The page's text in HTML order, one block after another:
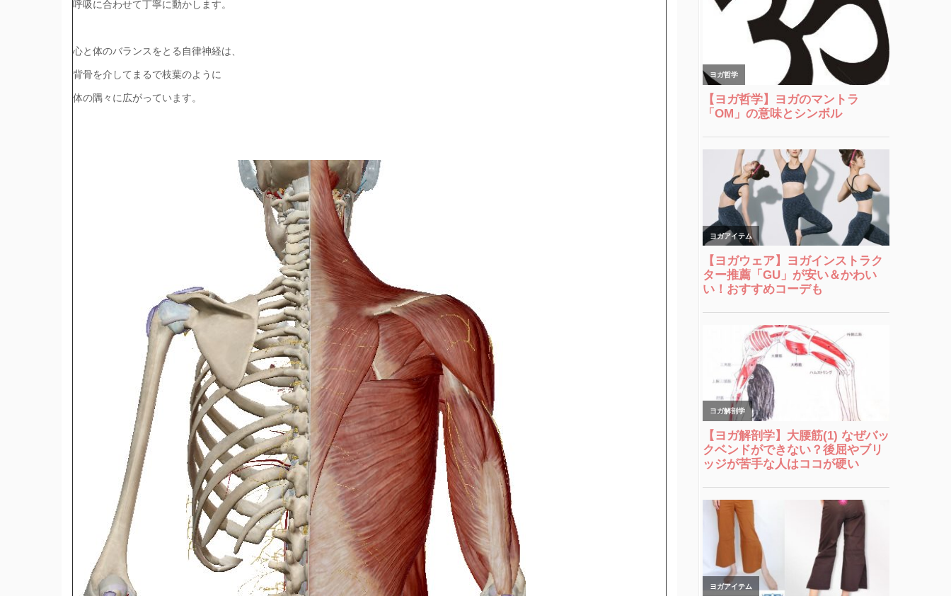
呼吸に合わせて丁寧に動かします。
心と体のバランスをとる自律神経は、
背骨を介してまるで枝葉のように
体の隅々に広がっています。